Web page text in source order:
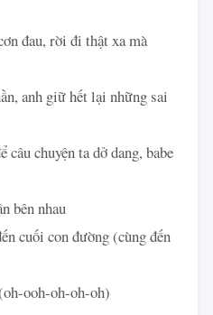
đau, rời đi thật xa mà
anh giữ hết lại những sai
chuyện ta dở dang, babe
bên nhau
cuối con đường (cùng đến
ooh-oh-oh-oh)